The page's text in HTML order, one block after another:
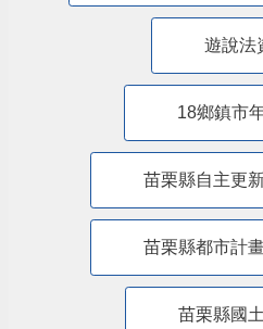
遊說法
18鄉鎮市
苗栗縣自主更
苗栗縣都市計
苗栗縣國